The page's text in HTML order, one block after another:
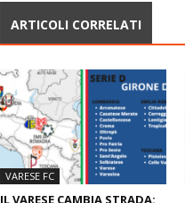
ARTICOLI CORRELATI
VARESE FC
IL VARESE CAMBIA STRADA: